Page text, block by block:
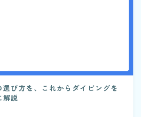
び方を、これからダイビングを
解説